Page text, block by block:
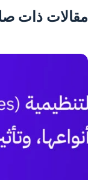
مقالات ذات